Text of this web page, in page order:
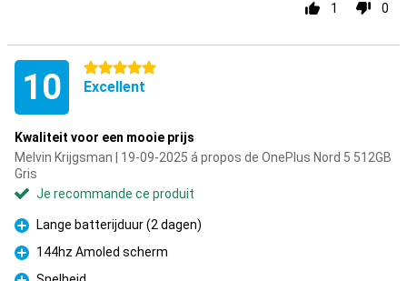
1 0
10 5 étoiles
Excellent
Kwaliteit voor een mooie prijs
Melvin Krijgsman | 19-09-2025 á propos de OnePlus Nord 5 512GB
Gris
Je recommande ce produit
Pour
Lange batterijduur (2 dagen)
Pour
144hz Amoled scherm